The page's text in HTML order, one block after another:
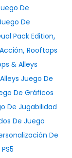
De
De
Pack Edition,
, Rooftops
& Alleys
Juego De
De Gráficos
De Jugabilidad
De Juego
De